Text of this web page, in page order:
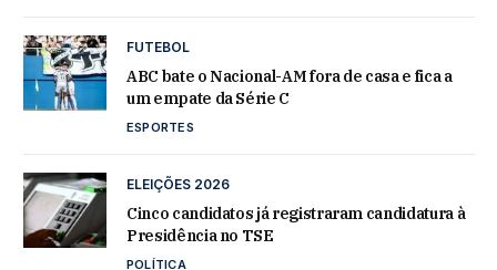
FUTEBOL
ABC bate o Nacional-AM fora de casa e fica a
um empate da Série C
ESPORTES
ELEIÇÕES 2026
Cinco candidatos já registraram candidatura à
Presidência no TSE
POLÍTICA